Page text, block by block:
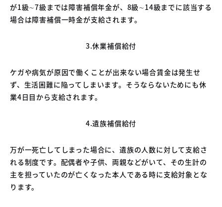
が1級∼7級までは障害補償年金が、8級∼14級までに該当する
場合は障害補償一時金が支給されます。
3.休業補償給付
ケガや病気が原因で働くことが出来ない場合賃金は発生せ
ず、生活困難に陥ってしまいます。そうならないためにも休
業4日目から支給されます。
4.遺族補償給付
万が一死亡してしまった場合に、遺族の人数に対して支給さ
れる制度です。配偶者や子供、両親などがいて、その生計の
主を担っていたのが亡くなった本人である時に支給対象とな
ります。